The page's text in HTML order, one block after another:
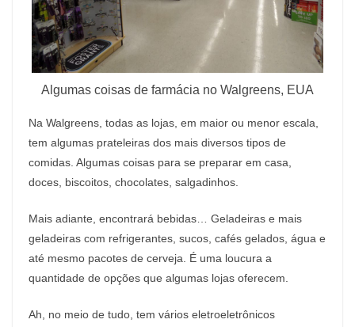
Algumas coisas de farmácia no Walgreens, EUA
Na Walgreens, todas as lojas, em maior ou menor escala,
tem algumas prateleiras dos mais diversos tipos de
comidas. Algumas coisas para se preparar em casa,
doces, biscoitos, chocolates, salgadinhos.
Mais adiante, encontrará bebidas… Geladeiras e mais
geladeiras com refrigerantes, sucos, cafés gelados, água e
até mesmo pacotes de cerveja. É uma loucura a
quantidade de opções que algumas lojas oferecem.
Ah, no meio de tudo, tem vários eletroeletrônicos